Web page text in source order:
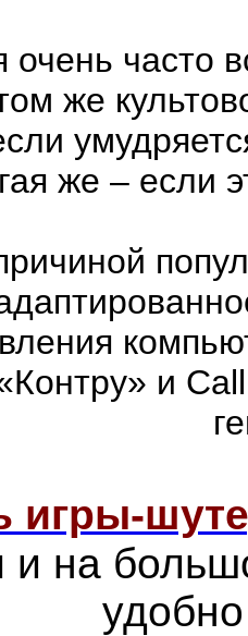
очень часто
же
же – если
и
игры-
и на